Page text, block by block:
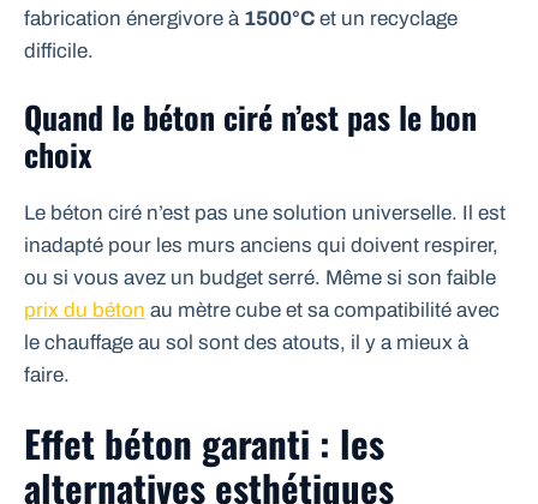
fabrication énergivore à 1500°C et un recyclage
difficile.
Quand le béton ciré n’est pas le bon
choix
Le béton ciré n’est pas une solution universelle. Il est
inadapté pour les murs anciens qui doivent respirer,
ou si vous avez un budget serré. Même si son faible
prix du béton au mètre cube et sa compatibilité avec
le chauffage au sol sont des atouts, il y a mieux à
faire.
Effet béton garanti : les
alternatives esthétiques